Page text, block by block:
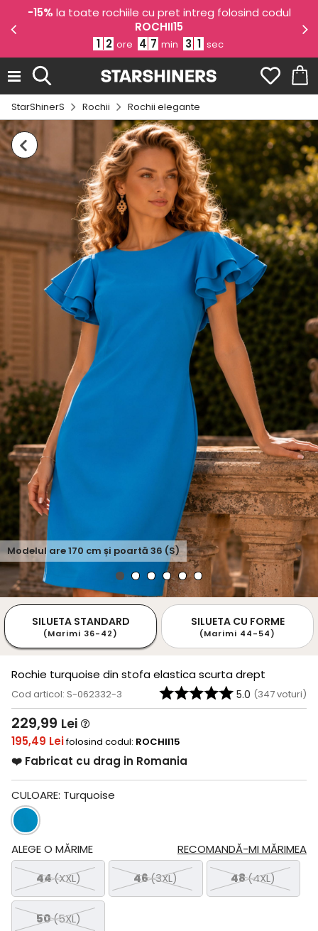
-15% la toate rochiile cu pret intreg folosind codul
ROCHII15
1 2 ore 4 7 min 3 0 sec
StarShinerS Rochii Rochii elegante
Modelul are170 cm și poartă 36 (S)
SILUETA STANDARD
(Marimi 36-42)
SILUETA CU FORME
(Marimi 44-54)
Rochie turquoise din stofa elastica scurta drept
Cod articol: S-062332-3 5.0 (347voturi)
229,99 Lei
195,49 Leifolosind codul: ROCHII15
❤️ Fabricat cu drag in Romania
CULOARE: Turquoise
RECOMANDĂ-MI MĂRIMEA
ALEGE O MĂRIME
44(XXL) 46(3XL) 48(4XL)
50(5XL)